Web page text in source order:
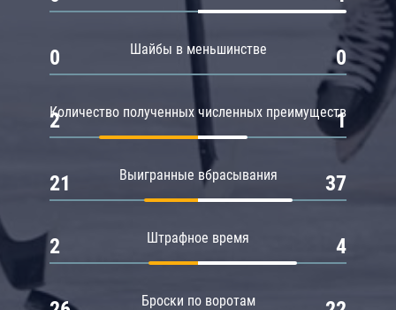
Шайбы в меньшинстве
0 0
Количество полученных численных преимуществ
2 1
Выигранные вбрасывания
21 37
Штрафное время
2 4
Броски по воротам